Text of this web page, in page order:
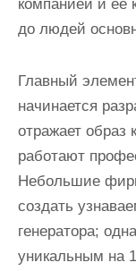
компанией и ее
до людей
Главный
начинается
отражает образ
работают
Небольшие
создать
генератора;
уникальным на